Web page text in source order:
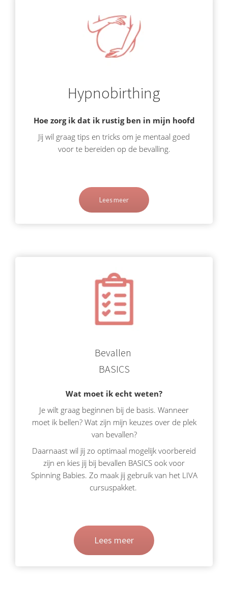
Hypnobirthing
Hoe zorg ik dat ik rustig ben in mijn hoofd
Jij wil graag tips en tricks om je mentaal goed
voor te bereiden op de bevalling.
Lees meer
Bevallen
BASICS
Wat moet ik echt weten?
Je wilt graag beginnen bij de basis. Wanneer
moet ik bellen? Wat zijn mijn keuzes over de plek
van bevallen?
Daarnaast wil jij zo optimaal mogelijk voorbereid
zijn en kies jij bij bevallen BASICS ook voor
Spinning Babies. Zo maak jij gebruik van het LIVA
cursuspakket.
Lees meer